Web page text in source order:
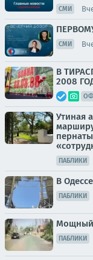
СМИ
СМИ
В
2008
Утиная
ПАБЛИКИ
В
ПАБЛИКИ
Мощный
ПАБЛИКИ